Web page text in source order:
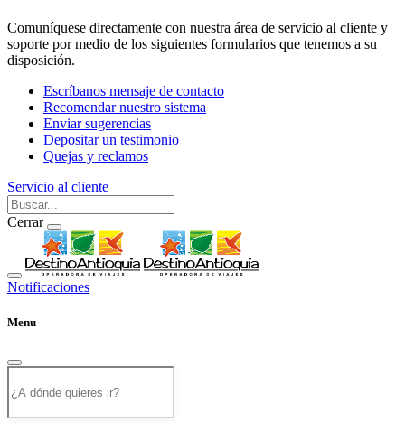
Comuníquese directamente con nuestra área de servicio al cliente y
soporte por medio de los siguientes formularios que tenemos a su
disposición.
Escríbanos mensaje de contacto
Recomendar nuestro sistema
Enviar sugerencias
Depositar un testimonio
Quejas y reclamos
Servicio al cliente
Cerrar
Notificaciones
Menu